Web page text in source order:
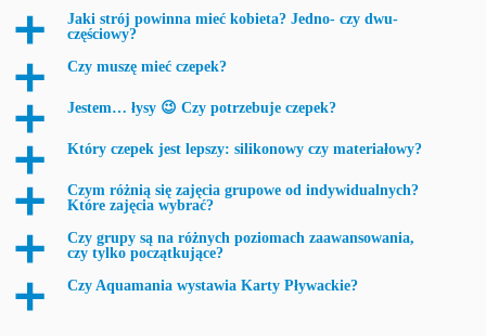
a
Jaki strój powinna mieć kobieta? Jedno- czy dwu-
częściowy?
a Czy muszę mieć czepek?
a Jestem… łysy 😉 Czy potrzebuje czepek?
a Który czepek jest lepszy: silikonowy czy materiałowy?
a
Czym różnią się zajęcia grupowe od indywidualnych?
Które zajęcia wybrać?
a
Czy grupy są na różnych poziomach zaawansowania,
czy tylko początkujące?
a Czy Aquamania wystawia Karty Pływackie?